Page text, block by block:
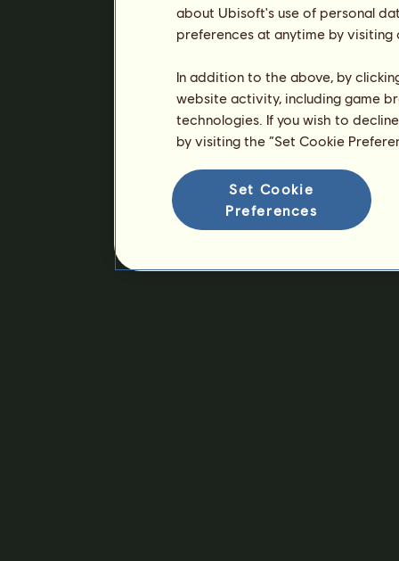
about Ubisoft's use of personal
preferences at anytime by
In addition to the above, by
website activity, including game
technologies. If you wish to
by visiting the “Set Cookie
Set Cookie
Preferences